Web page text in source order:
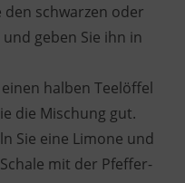
den schwarzen oder
geben Sie ihn in
einen halben Teelöffel
die Mischung gut.
Sie eine Limone und
mit der Pfeffer-